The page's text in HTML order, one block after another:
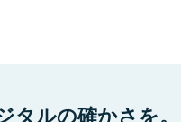
タルの確かさを。